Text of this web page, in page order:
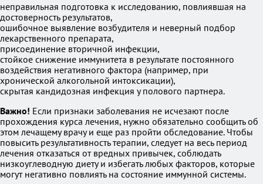
неправильная подготовка к исследованию, повлиявшая на
достоверность результатов,
ошибочное выявление возбудителя и неверный подбор
лекарственного препарата,
присоединение вторичной инфекции,
стойкое снижение иммунитета в результате постоянного
воздействия негативного фактора (например, при
хронической алкогольной интоксикации),
скрытая кандидозная инфекция у полового партнера.
Важно! Если признаки заболевания не исчезают после
прохождения курса лечения, нужно обязательно сообщить об
этом лечащему врачу и еще раз пройти обследование. Чтобы
повысить результативность терапии, следует на весь период
лечения отказаться от вредных привычек, соблюдать
низкоуглеводную диету и избегать любых факторов, которые
могут негативно повлиять на состояние иммунной системы.